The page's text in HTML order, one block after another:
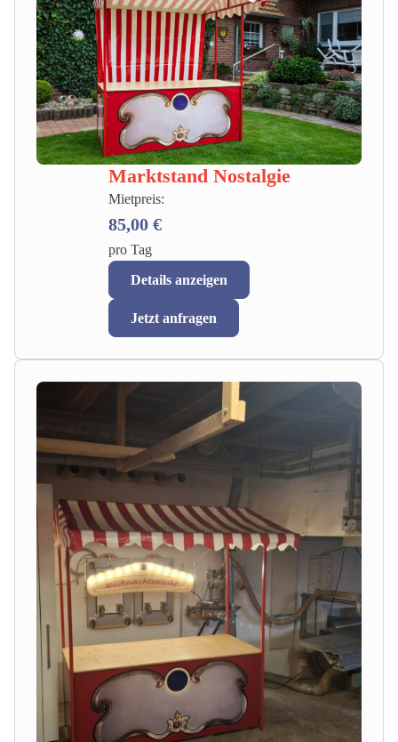
Marktstand Nostalgie
Mietpreis:
85,00 €
pro Tag
Details anzeigen
Jetzt anfragen